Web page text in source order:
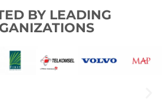
BY LEADING